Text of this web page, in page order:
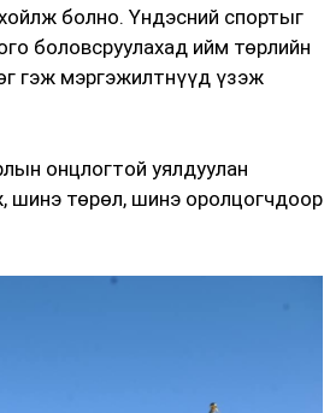
болно. Үндэсний спортыг
боловсруулахад ийм төрлийн
гэж мэргэжилтнүүд үзэж
онцлогтой уялдуулан
шинэ төрөл, шинэ оролцогчдоор